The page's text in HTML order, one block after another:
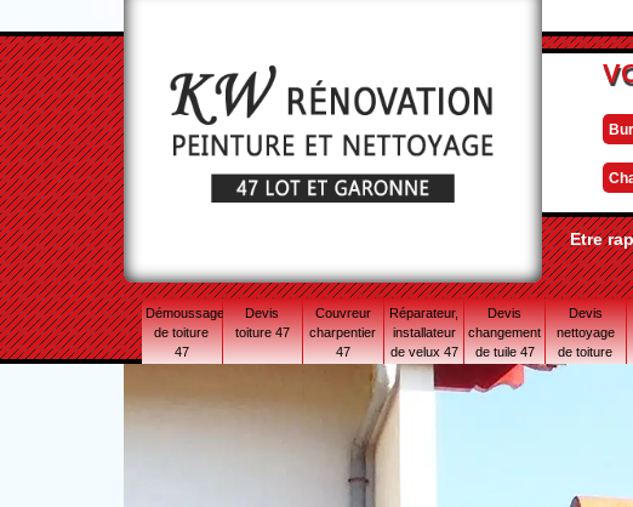
Etre
Démoussage
de toiture
47
Devis
toiture 47
Couvreur
charpentier
47
Réparateur,
installateur
de velux 47
Devis
changement
de tuile 47
Devis
nettoyage
de toiture